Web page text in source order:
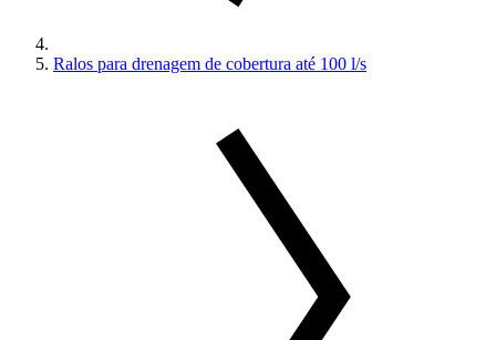
Ralos para drenagem de cobertura até 100 l/s